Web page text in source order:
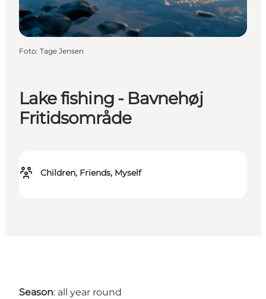
Lake fishing - Bavnehøj
Fritidsområde
Children, Friends, Myself
Foto: Tage Jensen
Season: all year round